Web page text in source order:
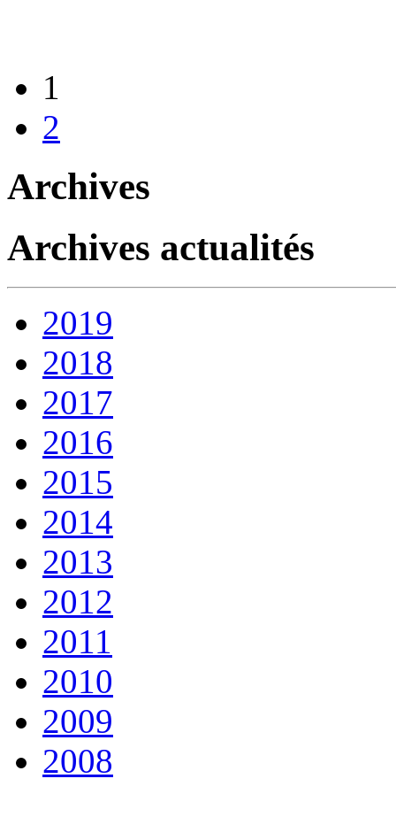
1
2
Archives
Archives actualités
2019
2018
2017
2016
2015
2014
2013
2012
2011
2010
2009
2008